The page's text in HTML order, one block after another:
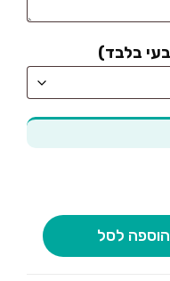
בלבד)
הוספה לסל